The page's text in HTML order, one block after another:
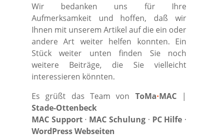
Wir bedanken uns für Ihre
Aufmerksamkeit und hoffen, daß wir
Ihnen mit unserem Artikel auf die ein oder
andere Art weiter helfen konnten. Ein
Stück weiter unten finden Sie noch
weitere Beiträge, die Sie vielleicht
interessieren könnten.
Es grüßt das Team von ToMa·MAC|
Stade-Ottenbeck
MAC Support· MAC Schulung · PC Hilfe ·
WordPress Webseiten